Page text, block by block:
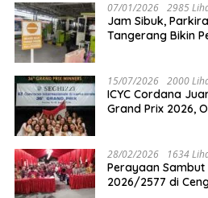
07/01/2026 2985
Jam Sibuk,
Tangerang Bikin
15/07/2026 2000
ICYC Cordana
Grand Prix 2026,
Indonesia
28/02/2026 1634
Perayaan Sambut
2026/2577 di